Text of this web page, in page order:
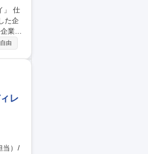
た企
、メ
由
レ